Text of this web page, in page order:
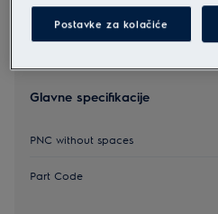
Glavne specifikacije
PNC without spaces
Part Code
Postavke za kolačiće